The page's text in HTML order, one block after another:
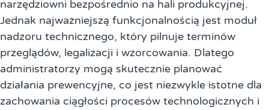
narzędziowni bezpośrednio na hali produkcyjnej.
Jednak najważniejszą funkcjonalnością jest moduł
nadzoru technicznego, który pilnuje terminów
przeglądów, legalizacji i wzorcowania. Dlatego
administratorzy mogą skutecznie planować
działania prewencyjne, co jest niezwykle istotne dla
zachowania ciągłości procesów technologicznych i